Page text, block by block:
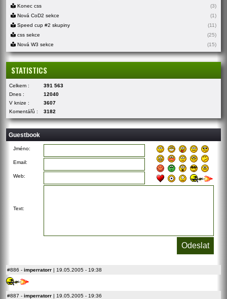
Konec css
(3)
Nová CoD2 sekce
(1)
Speed cup #2 skupiny
(11)
css sekce
(25)
Nová W3 sekce
(15)
STATISTICS
Celkem :
391 563
Dnes :
12040
V knize :
3607
Komentářů :
3182
Guestbook
Jméno:
Email:
Web:
Text:
#886 - imperratorr | 19.05.2005 - 19:38
#887 - imperratorr | 19.05.2005 - 19:36